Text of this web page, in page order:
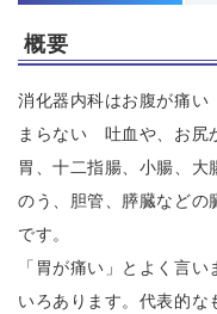
概要
消化器内科はお腹が痛
まらない 吐血や、お尻
胃、十二指腸、小腸、大
のう、胆管、膵臓などの
です。
「胃が痛い」とよく言
いろあります。代表的な